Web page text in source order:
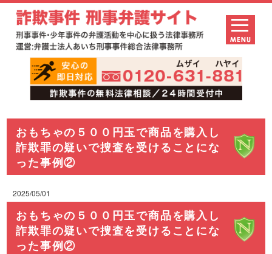
おもちゃの５００円玉で商品を購入し
詐欺罪の疑いで捜査を受けることにな
った事例②
2025/05/01
おもちゃの５００円玉で商品を購入し
詐欺罪の疑いで捜査を受けることにな
った事例②